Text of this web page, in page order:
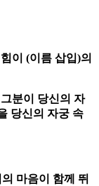
이 (이름 삽입)의
분이 당신의 자
당신의 자궁 속
마음이 함께 뛰